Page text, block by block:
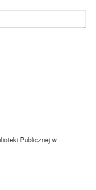
Publicznej w